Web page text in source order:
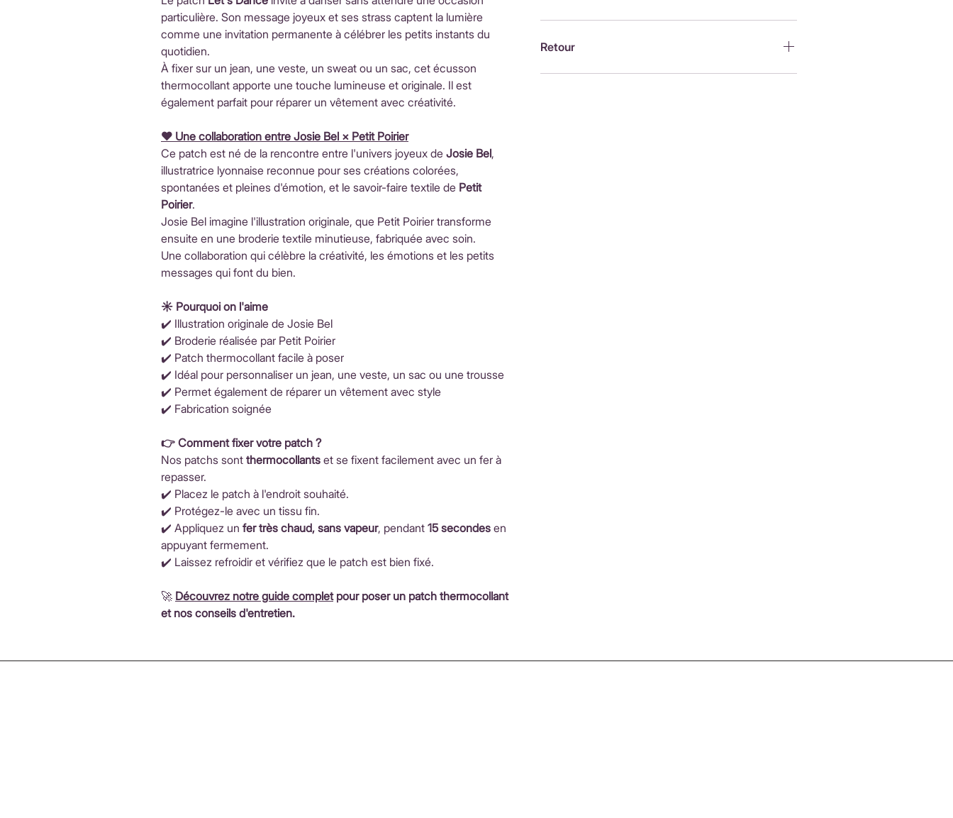
particulière. Son message joyeux et ses strass captent la lumière
comme une invitation permanente à célébrer les petits instants du
quotidien.
À fixer sur un jean, une veste, un sweat ou un sac, cet écusson
thermocollant apporte une touche lumineuse et originale. Il est
également parfait pour réparer un vêtement avec créativité.
♥️ Une collaboration entre Josie Bel × Petit Poirier
Ce patch est né de la rencontre entre l'univers joyeux de Josie Bel,
illustratrice lyonnaise reconnue pour ses créations colorées,
spontanées et pleines d'émotion, et le savoir-faire textile de Petit
Poirier.
Josie Bel imagine l'illustration originale, que Petit Poirier transforme
ensuite en une broderie textile minutieuse, fabriquée avec soin.
Une collaboration qui célèbre la créativité, les émotions et les petits
messages qui font du bien.
☀️ Pourquoi on l'aime
✔️ Illustration originale de Josie Bel
✔️ Broderie réalisée par Petit Poirier
✔️ Patch thermocollant facile à poser
✔️ Idéal pour personnaliser un jean, une veste, un sac ou une trousse
✔️ Permet également de réparer un vêtement avec style
✔️ Fabrication soignée
👉 Comment fixer votre patch ?
Nos patchs sont thermocollants et se fixent facilement avec un fer à
repasser.
✔️ Placez le patch à l'endroit souhaité.
✔️ Protégez-le avec un tissu fin.
✔️ Appliquez un fer très chaud, sans vapeur, pendant 15 secondes en
appuyant fermement.
✔️ Laissez refroidir et vérifiez que le patch est bien fixé.
🚀 Découvrez notre guide completpour poser un patch thermocollant
et nos conseils d'entretien.
fonction du pays de destination et affichés au
France, par Alexandra, la créatrice Petit Poirier
Retour